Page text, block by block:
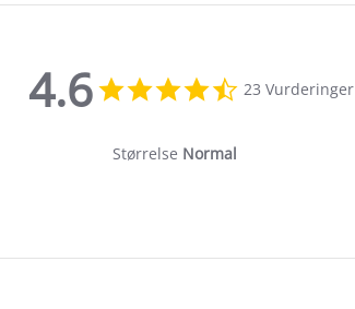
4.6
star
23 Vurderinger
Størrelse Normal